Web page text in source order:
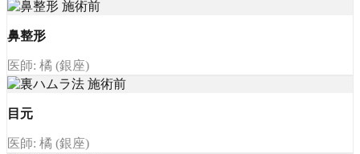
鼻整形
医師: 橘 (銀座)
目元
医師: 橘 (銀座)